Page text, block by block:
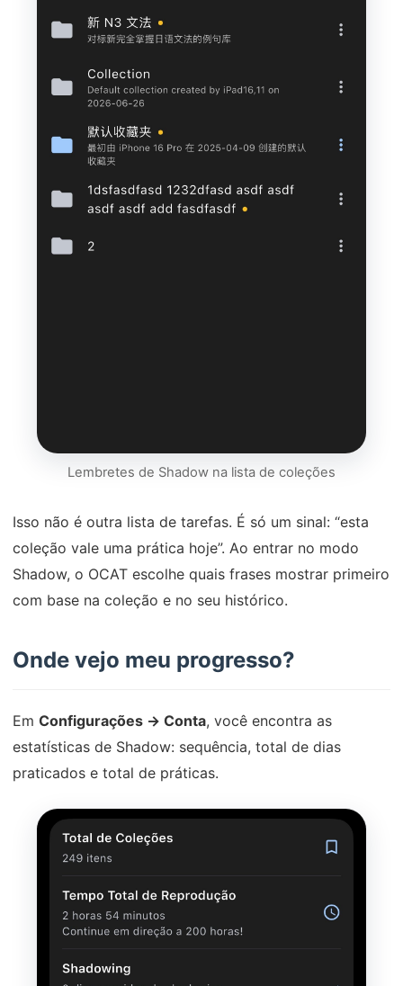
Lembretes de Shadow na lista de coleções
Isso não é outra lista de tarefas. É só um sinal: “esta
coleção vale uma prática hoje”. Ao entrar no modo
Shadow, o OCAT escolhe quais frases mostrar primeiro
com base na coleção e no seu histórico.
Onde vejo meu progresso?
Em Configurações → Conta, você encontra as
estatísticas de Shadow: sequência, total de dias
praticados e total de práticas.